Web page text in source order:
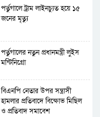
পর্তুগালে ট্রাম লাইনচ্যুত হয়ে ১৫
জনের মৃত্যু
পর্তুগালের নতুন প্রধানমন্ত্রী লুইস
মন্টিনিগ্রো
বিএনপি নেতার উপর সন্ত্রাসী
হামলার প্রতিবাদে বিক্ষোভ মিছিল
ও প্রতিবাদ সমাবেশ